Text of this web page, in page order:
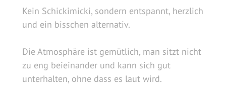
Kein Schickimicki, sondern entspannt, herzlich
und ein bisschen alternativ.
Die Atmosphäre ist gemütlich, man sitzt nicht
zu eng beieinander und kann sich gut
unterhalten, ohne dass es laut wird.